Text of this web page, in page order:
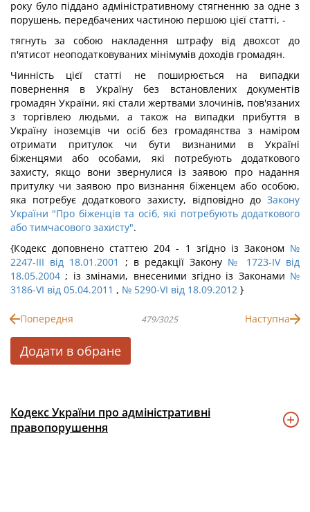
року було піддано адміністративному стягненню за одне з
порушень, передбачених частиною першою цієї статті, -
тягнуть за собою накладення штрафу від двохсот до
п'ятисот неоподатковуваних мінімумів доходів громадян.
Чинність цієї статті не поширюється на випадки
повернення в Україну без встановлених документів
громадян України, які стали жертвами злочинів, пов'язаних
з торгівлею людьми, а також на випадки прибуття в
Україну іноземців чи осіб без громадянства з наміром
отримати притулок чи бути визнаними в Україні
біженцями або особами, які потребують додаткового
захисту, якщо вони звернулися із заявою про надання
притулку чи заявою про визнання біженцем або особою,
яка потребує додаткового захисту, відповідно до Закону
України "Про біженців та осіб, які потребують додаткового
або тимчасового захисту".
{Кодекс доповнено статтею 204 - 1 згідно із Законом №
2247-III від 18.01.2001
; в редакції Закону № 1723-IV від
18.05.2004 ; із змінами, внесеними згідно із Законами №
3186-VI від 05.04.2011 , № 5290-VI від 18.09.2012 }
Попередня 479/3025 Наступна
Додати в обране
Кодекс України про адміністративні
правопорушення